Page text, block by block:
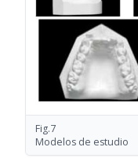
Fig.7
Modelos de estudio